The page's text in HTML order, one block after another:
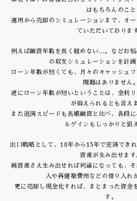
はもちろんのこと
運用から売却のシミュレーションまで、オ
ていただいておりま
例えば融資年数を長く組めない…。などお
の収支シミュレーションを計画
ローン年数が短くても、月々のキャッシュ
問題はありません。
逆にローン年数が短いということは、金利
が抑えられるとも言え
また返済スピードも長期融資と比べ、各段
ルゲインもしっかりと狙
出口戦略として、10年から15年で完済でき
資産が生み出せます
純資産さえ生み出せれば何歳になっても、
入や再建築費用などの借り入れ
更に売却し現金化すれば、まとまった資金
す。